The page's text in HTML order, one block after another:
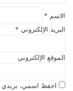
الاسم *
البريد الإلكتروني *
الموقع الإلكتروني
احفظ اسمي، بريدي